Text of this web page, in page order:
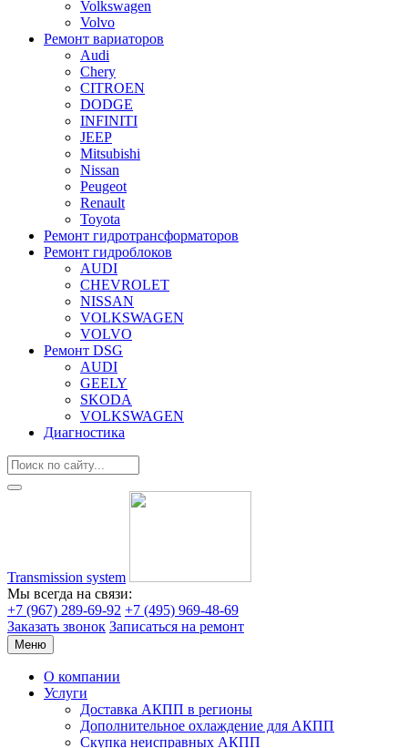
Volkswagen
Volvo
Ремонт вариаторов
Audi
Chery
CITROEN
DODGE
INFINITI
JEEP
Mitsubishi
Nissan
Peugeot
Renault
Toyota
Ремонт гидротрансформаторов
Ремонт гидроблоков
AUDI
CHEVROLET
NISSAN
VOLKSWAGEN
VOLVO
Ремонт DSG
AUDI
GEELY
SKODA
VOLKSWAGEN
Диагностика
Transmission system
Мы всегда на связи:
+7 (967) 289-69-92 +7 (495) 969-48-69
Заказать звонок Записаться на ремонт
Меню
О компании
Услуги
Доставка АКПП в регионы
Дополнительное охлаждение для АКПП
Скупка неисправных АКПП